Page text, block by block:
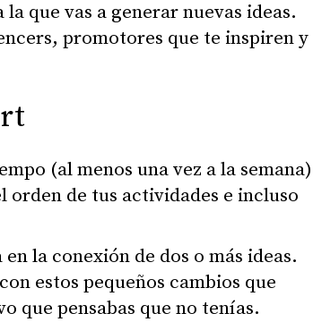
que vas a generar nuevas ideas.
promotores que te inspiren y
(al menos una vez a la semana)
de tus actividades e incluso
en la conexión de dos o más ideas.
estos pequeños cambios que
que pensabas que no tenías.